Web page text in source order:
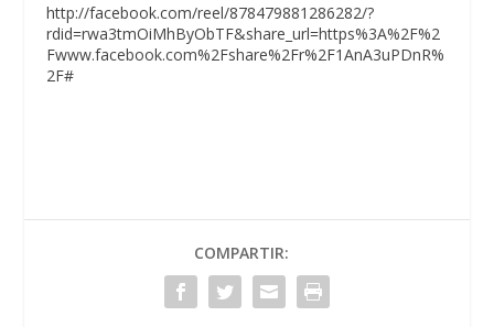
http://facebook.com/reel/878479881286282/?
rdid=rwa3tmOiMhByObTF&share_url=https%3A%2F%2
Fwww.facebook.com%2Fshare%2Fr%2F1AnA3uPDnR%
2F#
COMPARTIR: